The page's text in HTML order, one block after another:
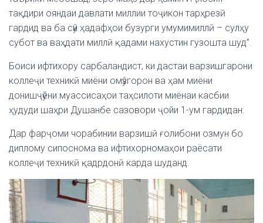
тақдири ояндаи давлати миллии тоҷикон тарҳрезӣ
гардид ва ба сӯи ҳадафҳои бузурги умумимиллӣ – сулҳу
субот ва ваҳдати миллӣ қадами нахустин гузошта шуд”.
Боиси ифтихору сарбаландист, ки дастаи варзишгарони
коллеҷи техникӣ миёни омӯзгорон ва ҳам миёни
донишҷӯёни муассисаҳои таҳсилоти миёнаи касбии
ҳудуди шаҳри Душанбе сазовори ҷойи 1-ум гардидан.
Дар фарҷоми чорабинии варзишӣ ғолибони озмун бо
диплому сипоснома ва ифтихорномаҳои раёсати
коллеҷи техникӣ қадрдонӣ карда шуданд.